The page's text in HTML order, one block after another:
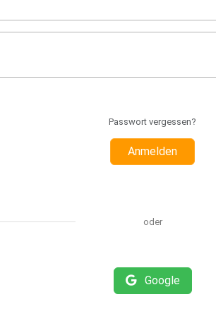
Passwort vergessen?
Anmelden
oder
Google